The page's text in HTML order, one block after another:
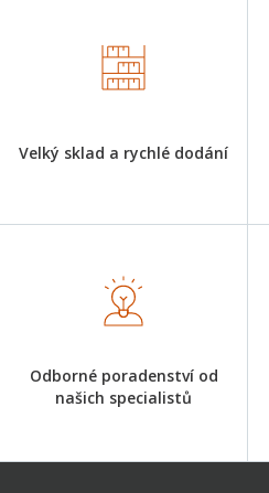
Velký sklad a rychlé dodání
Odborné poradenství od
našich specialistů